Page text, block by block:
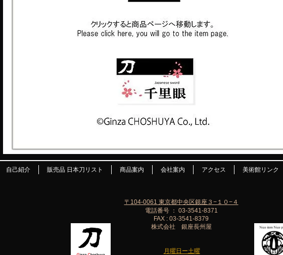
自己紹介 販売品 日本刀リスト 商品案内 会社案内 アクセス 美術館リンク
月曜日ー土曜
〒104-0061 東京都中央区銀座３−１０−４
電話番号 ： 03-3541-8371
FAX : 03-3541-8379
株式会社 銀座長州屋